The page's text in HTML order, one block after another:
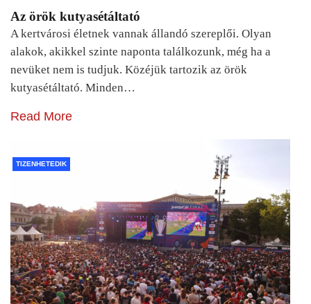
Az örök kutyasétáltató
A kertvárosi életnek vannak állandó szereplői. Olyan
alakok, akikkel szinte naponta találkozunk, még ha a
nevüket nem is tudjuk. Közéjük tartozik az örök
kutyasétáltató. Minden…
Read More
TIZENHETEDIK